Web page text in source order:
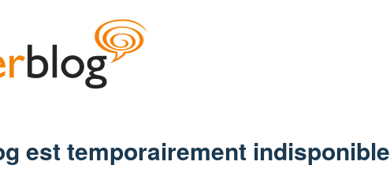
est temporairement indisponible